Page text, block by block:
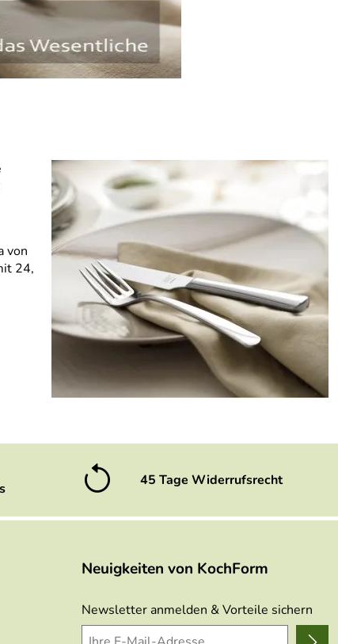
von
24,
45 Tage Widerrufsrecht
Neuigkeiten von KochForm
Newsletter anmelden & Vorteile sichern